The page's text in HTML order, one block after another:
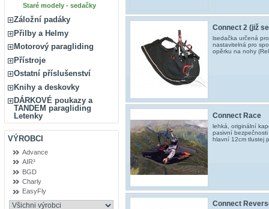
Staré modely - sedačky
Záložní padáky
Přilby a Helmy
Motorový paragliding
Přístroje
Ostatní příslušenství
Knihy a deskovky
DÁRKOVÉ poukazy a
TANDEM paragliding
Letenky
VÝROBCI
Advance
AIR³
BGD
Charly
EasyFly
Connect 2 (již
lsedačka určená
nastavitelná pro
opěrku na nohy
Connect Race
lehká, originální
pasivní
hlavní 12cm tlustej
Connect